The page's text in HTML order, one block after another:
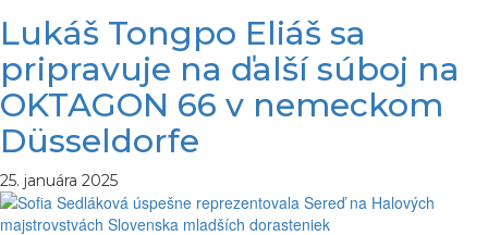
Lukáš Tongpo Eliáš sa
pripravuje na ďalší súboj na
OKTAGON 66 v nemeckom
Düsseldorfe
25. januára 2025